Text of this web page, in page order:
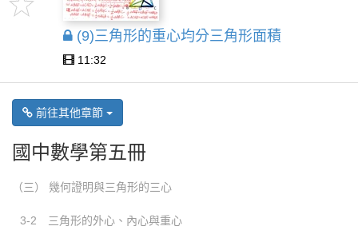
(9)三角形的重心均分三角形面積
11:32
前往其他章節
國中數學第五冊
（三） 幾何證明與三角形的三心
3-2 三角形的外心、內心與重心